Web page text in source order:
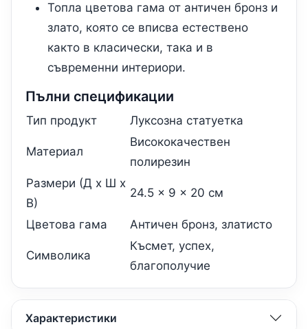
Топла цветова гама от античен бронз и
злато, която се вписва естествено
както в класически, така и в
съвременни интериори.
Пълни спецификации
Тип продукт Луксозна статуетка
Материал
Висококачествен
полирезин
Размери (Д x Ш x
В)
24.5 x 9 x 20 см
Цветова гама Античен бронз, златисто
Символика
Късмет, успех,
благополучие
Характеристики